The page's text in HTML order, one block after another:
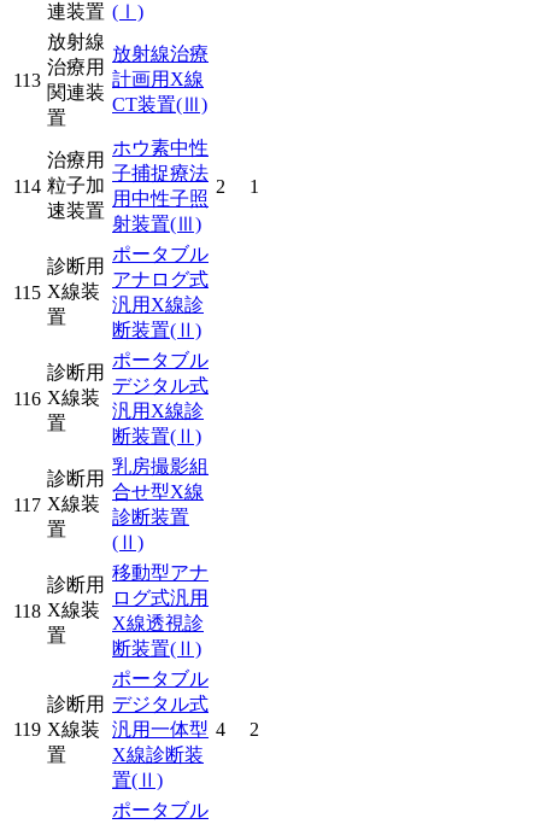
連装置 (Ⅰ)
113
放射線
治療用
関連装
置
放射線治療
計画用X線
CT装置(Ⅲ)
114
治療用
粒子加
速装置
ホウ素中性
子捕捉療法
用中性子照
射装置(Ⅲ)
2 1
115
診断用
X線装
置
ポータブル
アナログ式
汎用X線診
断装置(Ⅱ)
116
診断用
X線装
置
ポータブル
デジタル式
汎用X線診
断装置(Ⅱ)
117
診断用
X線装
置
乳房撮影組
合せ型X線
診断装置
(Ⅱ)
118
診断用
X線装
置
移動型アナ
ログ式汎用
X線透視診
断装置(Ⅱ)
119
診断用
X線装
置
ポータブル
デジタル式
汎用一体型
X線診断装
置(Ⅱ)
4 2
ポータブル